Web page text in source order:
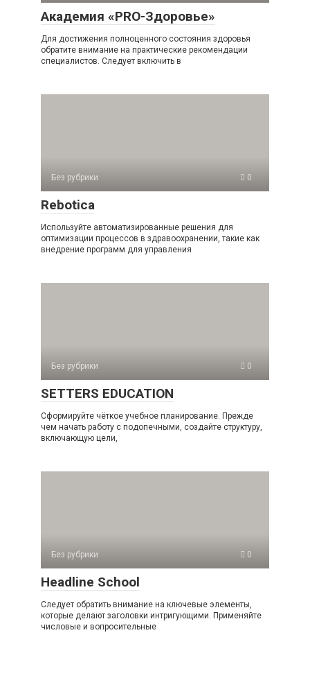
Академия «PRO-Здоровье»
Для достижения полноценного состояния здоровья
обратите внимание на практические рекомендации
специалистов. Следует включить в
Без рубрики 0
Rebotica
Используйте автоматизированные решения для
оптимизации процессов в здравоохранении, такие как
внедрение программ для управления
Без рубрики 0
SETTERS EDUCATION
Сформируйте чёткое учебное планирование. Прежде
чем начать работу с подопечными, создайте структуру,
включающую цели,
Без рубрики 0
Headline School
Следует обратить внимание на ключевые элементы,
которые делают заголовки интригующими. Применяйте
числовые и вопросительные